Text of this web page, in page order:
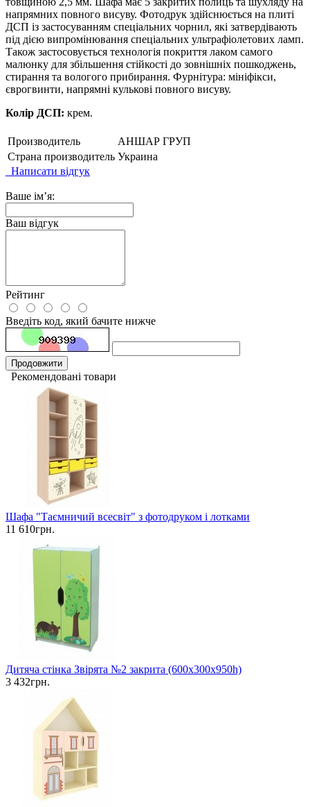
напрямних повного висуву. Фотодрук здійснюється на плиті
ДСП із застосуванням спеціальних чорнил, які затвердівають
під дією випромінювання спеціальних ультрафіолетових ламп.
Також застосовується технологія покриття лаком самого
малюнку для збільшення стійкості до зовнішніх пошкоджень,
стирання та вологого прибирання. Фурнітура: мініфікси,
єврогвинти, напрямні кулькові повного висуву.
Колір ДСП: крем.
Производитель
АНШАР ГРУП
Страна производитель Украина
Написати відгук
Ваше ім’я:
Ваш відгук
Рейтинг
Введіть код, який бачите нижче
Продовжити
Рекомендовані товари
Шафа "Таємничий всесвіт" з фотодруком і лотками
11 610грн.
Дитяча стінка Звірята №2 закрита (600х300х950h)
3 432грн.